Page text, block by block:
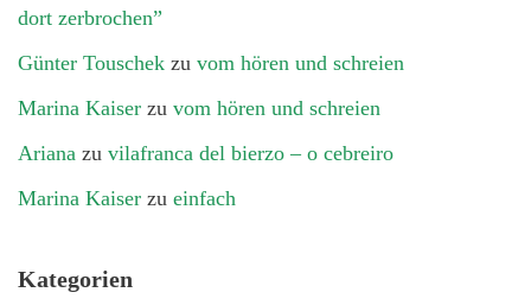
dort zerbrochen”
Günter Touschek zu vom hören und schreien
Marina Kaiser zu vom hören und schreien
Ariana zu vilafranca del bierzo – o cebreiro
Marina Kaiser zu einfach
Kategorien